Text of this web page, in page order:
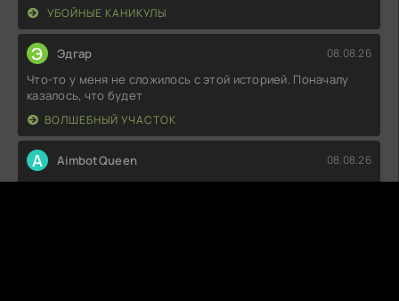
УБОЙНЫЕ КАНИКУЛЫ
Э Эдгар 08.08.26
Что-то у меня не сложилось с этой историей. Поначалу
казалось, что будет
ВОЛШЕБНЫЙ УЧАСТОК
A AimbotQueen 08.08.26
Не знаю, что сказать, но как-то не зацепило. Сюжет вроде